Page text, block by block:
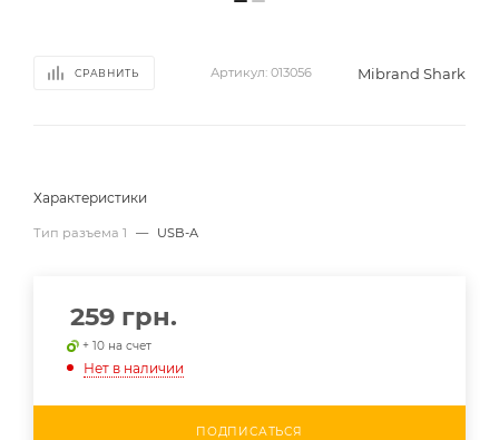
СРАВНИТЬ Артикул: 013056 Mibrand Shark
Характеристики
Тип разъема 1 — USB-A
259 грн.
+ 10 на счет
Нет в наличии
ПОДПИСАТЬСЯ